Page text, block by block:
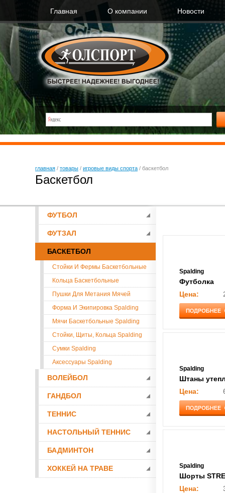
Главная О компании Новости
главная / товары / игровые виды спорта / баскетбол
Баскетбол
ФУТБОЛ
ФУТЗАЛ
БАСКЕТБОЛ
Стойки И Фермы Баскетбольные
Кольца Баскетбольные
Пушки Для Метания Мячей
Форма И Экипировка Spalding
Мячи Баскетбольные Spalding
Стойки, Щиты, Кольца Spalding
Сумки Spalding
Аксессуары Spalding
ВОЛЕЙБОЛ
ГАНДБОЛ
ТЕННИС
НАСТОЛЬНЫЙ ТЕННИС
БАДМИНТОН
ХОККЕЙ НА ТРАВЕ
Spalding
Футболка
Цена:
Spalding
Цена:
Spalding
Цена: